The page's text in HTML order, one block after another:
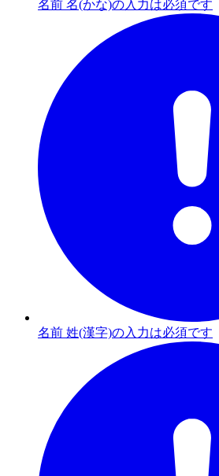
名前 名(かな)の入力は必須です
名前 姓(漢字)の入力は必須です